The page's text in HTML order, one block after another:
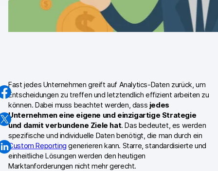
Ecommerce Analytics
Server-Side-Tagging & Tracking
Wechsel von Matomo
Blog
Content Katalog
Fallstudien
Fast jedes Unternehmen greift auf Analytics-Daten zurück, um
Entscheidungen zu treffen und letztendlich effizient arbeiten zu
können. Dabei muss beachtet werden, dass jedes
Unternehmen eine eigene und einzigartige Strategie
und damit verbundene Ziele hat. Das bedeutet, es werden
spezifische und individuelle Daten benötigt, die man durch ein
Custom Reporting generieren kann. Starre, standardisierte und
einheitliche Lösungen werden den heutigen
Marktanforderungen nicht mehr gerecht.